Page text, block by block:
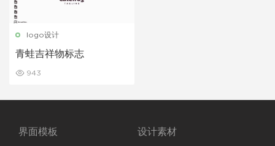
logo设计
青蛙吉祥物标志
943
界面模板 设计素材